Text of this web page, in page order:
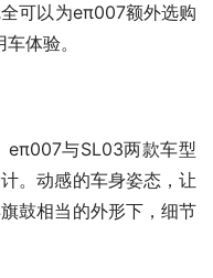
可以为eπ007额外选购
体验。
eπ007与SL03两款车型
。动感的车身姿态，让
鼓相当的外形下，细节